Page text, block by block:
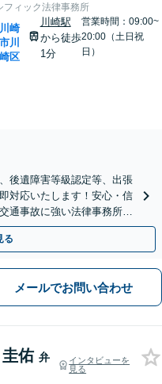
フィック法律事務所
川崎
市川
崎区
川崎駅
から徒歩
1分
営業時間：09:00~
20:00（土日祝
日）
後遺障害等級認定等、出張
対応いたします！安心・信
通事故に強い法律事務所と
駅徒歩1分】
る
メールでお問い合わせ
佑 弁
インタビューを
見る